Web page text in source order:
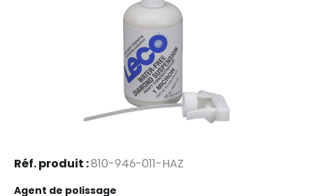
Réf. produit :810-946-011-HAZ
Sélectionnez
Agent de polissage